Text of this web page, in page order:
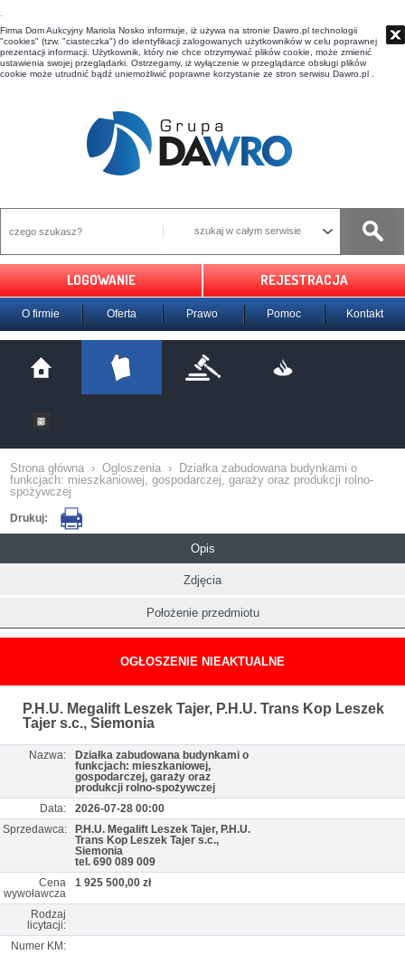
t
Firma Dom Aukcyjny Mariola Nosko informuje, iż używa na stronie Dawro.pl technologii
"cookies" (tzw. "ciasteczka") do identyfikacji zalogowanych użytkowników w celu poprawnej
prezentacji informacji. Użytkownik, który nie chce otrzymywać plików cookie, może zmienić
ustawienia swojej przeglądarki. Ostrzegamy, iż wyłączenie w przeglądarce obsługi plików
cookie może utrudnić bądź uniemożliwić poprawne korzystanie ze stron serwisu Dawro.pl .
szukaj w całym serwisie
LOGOWANIE REJESTRACJA
O firmie Oferta Prawo Pomoc Kontakt
Strona główna › Ogloszenia ›
Działka zabudowana budynkami o
funkcjach: mieszkaniowej, gospodarczej, garaży oraz produkcji rolno-
spożywczej
Drukuj:
Opis
Zdjęcia
Położenie przedmiotu
OGŁOSZENIE NIEAKTUALNE
P.H.U. Megalift Leszek Tajer, P.H.U. Trans Kop Leszek
Tajer s.c., Siemonia
Nazwa:
Działka zabudowana budynkami o
funkcjach: mieszkaniowej,
gospodarczej, garaży oraz
produkcji rolno-spożywczej
Data:
2026-07-28 00:00
Sprzedawca:
P.H.U. Megalift Leszek Tajer, P.H.U.
Trans Kop Leszek Tajer s.c.,
Siemonia
tel. 690 089 009
Cena
wywoławcza
1 925 500,00 zł
Rodzaj
licytacji:
Numer KM: